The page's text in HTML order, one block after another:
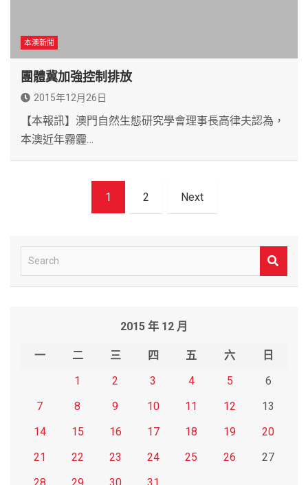
本澳新聞
團體冀加強控制排放
2015年12月26日
【本報訊】澳門自然生態研究學會理事長高律夫認為，
本澳近年霧霾…
1 2 Next
e
2015 年 12 月
一 二 三 四 五 六
日
1
2 3 4 5
6
7
8 9 10 11 12
13
14
15 16 17 18 19
20
21
22 23 24 25 26
27